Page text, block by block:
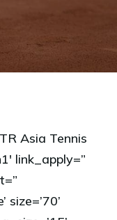
Asia Tennis
link_apply=”